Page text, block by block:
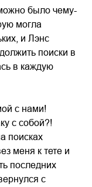
было чему-
могла
и Лэнс
поиски в
в каждую
с нами!
с собой?!
поисках
меня к тете и
последних
с